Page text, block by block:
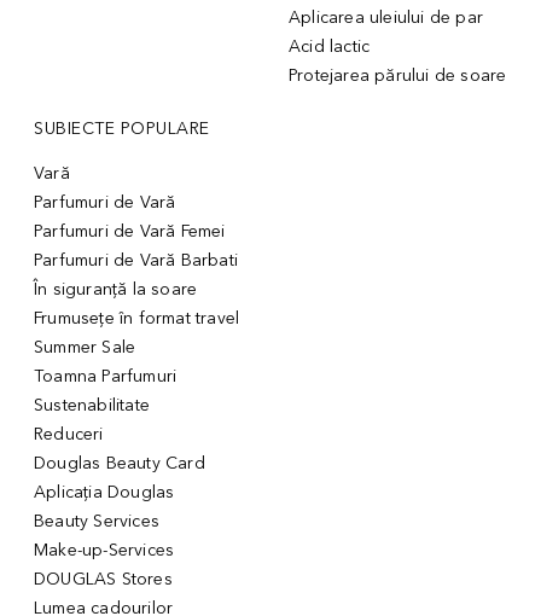
Aplicarea uleiului de par
Acid lactic
Protejarea părului de soare
SUBIECTE POPULARE
Vară
Parfumuri de Vară
Parfumuri de Vară Femei
Parfumuri de Vară Barbati
În siguranță la soare
Frumusețe în format travel
Summer Sale
Toamna Parfumuri
Sustenabilitate
Reduceri
Douglas Beauty Card
Aplicația Douglas
Beauty Services
Make-up-Services
DOUGLAS Stores
Lumea cadourilor